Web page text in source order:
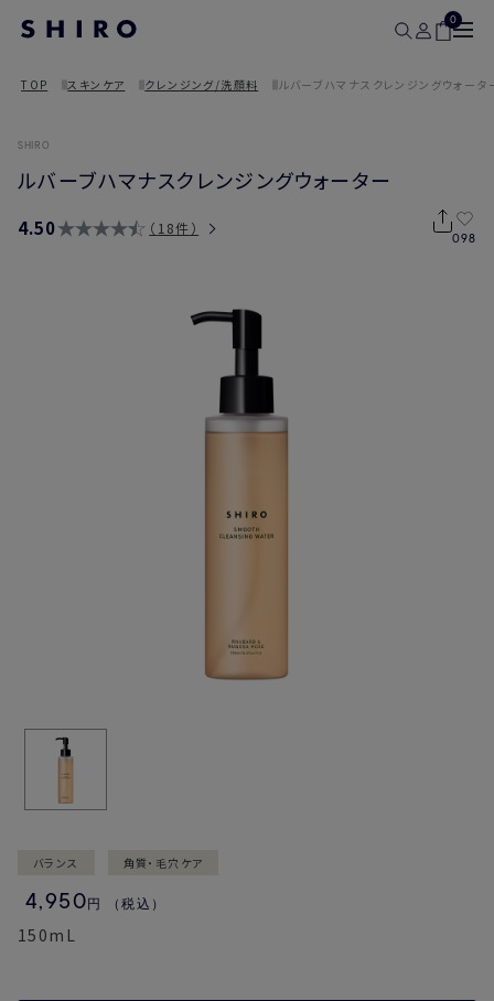
0
TOP スキンケア クレンジング/洗顔料 ルバーブハマナスクレンジングウォータ
SHIRO
ルバーブハマナスクレンジングウォーター
4.50 18件
098
バランス 角質・毛穴ケア
4,950円 （税込）
150mL